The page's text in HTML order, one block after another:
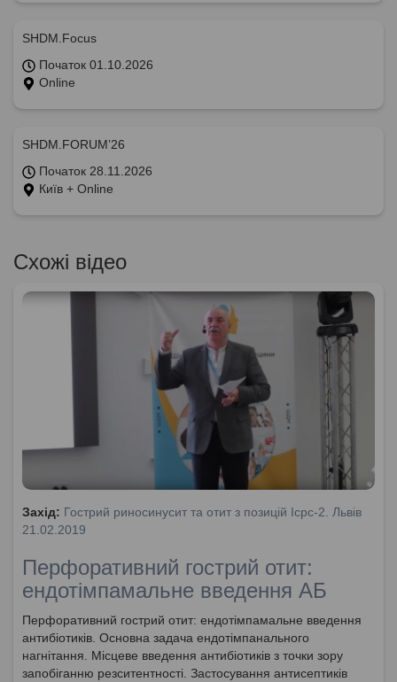
SHDM.Focus
Початок 01.10.2026
Online
SHDM.FORUM’26
Початок 28.11.2026
Київ + Online
Схожі відео
Захід: Гострий риносинусит та отит з позицій Icpc-2. Львів
21.02.2019
Перфоративний гострий отит:
ендотімпамальне введення АБ
Перфоративний гострий отит: ендотімпамальне введення
антибіотиків. Основна задача ендотімпанального
нагнітання. Місцеве введення антибіотиків з точки зору
запобіганню резситентності. Застосування антисептиків